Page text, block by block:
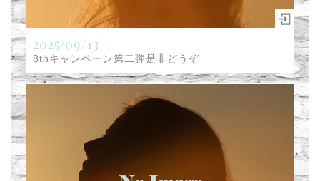
2025/09/13
8thキャンペーン第二弾是非どうぞ